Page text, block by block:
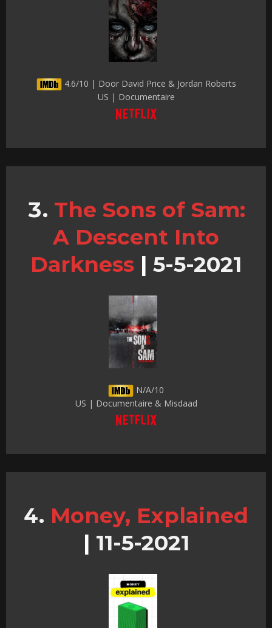
4.6/10 | Door David Price & Jordan Roberts
US | Documentaire
The Sons of Sam:
A Descent Into
Darkness | 5-5-2021
N/A/10
US | Documentaire & Misdaad
Money, Explained
| 11-5-2021